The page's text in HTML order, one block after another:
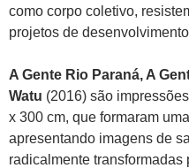
como corpo coletivo,
projetos de
A Gente Rio Paraná, A
Watu (2016) são
x 300 cm, que formaram
apresentando imagens de
radicalmente